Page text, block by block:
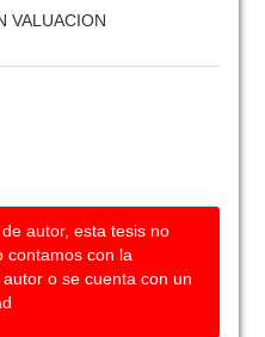
VALUACION
autor, esta tesis no
contamos con la
o se cuenta con un